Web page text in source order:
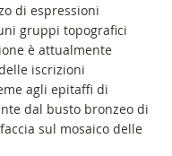
di espressioni
gruppi topografici
è attualmente
iscrizioni
agli epitaffi di
dal busto bronzeo di
sul mosaico delle